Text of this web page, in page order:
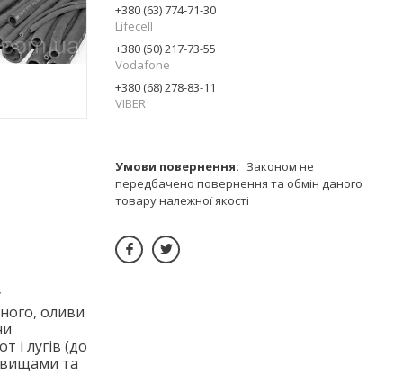
оливи
і лугів (до
та
+380 (63) 774-71-30
Lifecell
+380 (50) 217-73-55
Vodafone
+380 (68) 278-83-11
VIBER
Законом не
передбачено повернення та обмін даного
товару належної якості